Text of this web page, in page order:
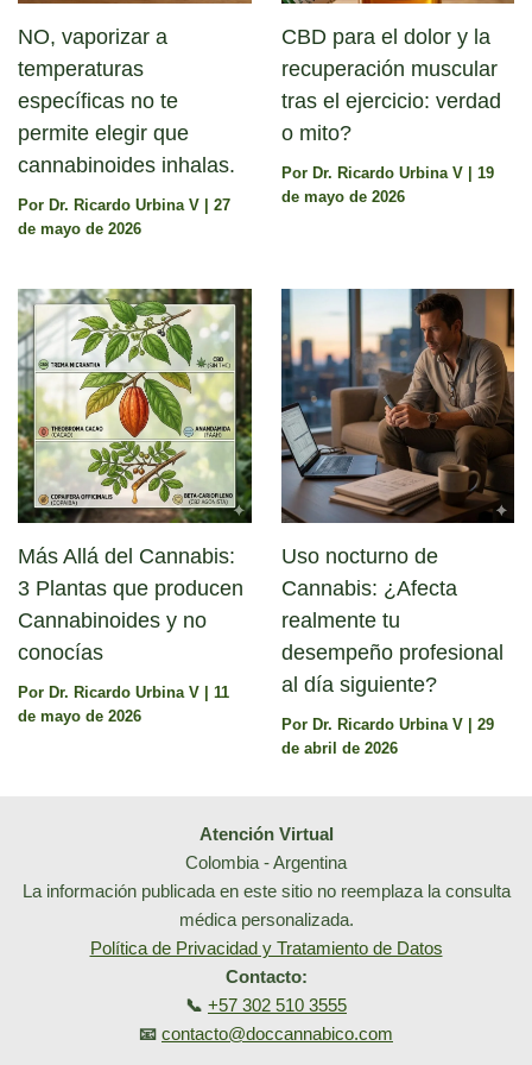
NO, vaporizar a
temperaturas
específicas no te
permite elegir que
cannabinoides inhalas.
Por Dr. Ricardo Urbina V
27
de mayo de 2026
CBD para el dolor y la
recuperación muscular
tras el ejercicio: verdad
o mito?
Por Dr. Ricardo Urbina V
19
de mayo de 2026
Más Allá del Cannabis:
3 Plantas que producen
Cannabinoides y no
conocías
Por Dr. Ricardo Urbina V
11
de mayo de 2026
Uso nocturno de
Cannabis: ¿Afecta
realmente tu
desempeño profesional
al día siguiente?
Por Dr. Ricardo Urbina V
29
de abril de 2026
Atención Virtual
Colombia - Argentina
La información publicada en este sitio no reemplaza la consulta
médica personalizada.
Política de Privacidad y Tratamiento de Datos
Contacto:
📞 +57 302 510 3555
📧 contacto@doccannabico.com